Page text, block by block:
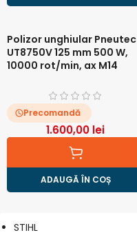
STIHL
Polizor unghiular Pneutec
UT8750V 125 mm 500 W,
10000 rot/min, ax M14
Precomandă
1.600,00 lei
ADAUGĂ ÎN COȘ